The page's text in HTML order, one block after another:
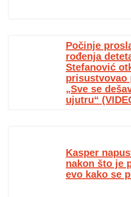
Počinje
rođenja
Stefanović
prisustvovao
„Sve se
ujutru“
Kasper
nakon što je
evo kako se